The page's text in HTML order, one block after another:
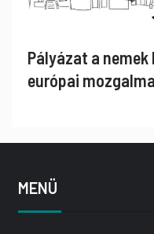
Pályázat a
európai
MENÜ